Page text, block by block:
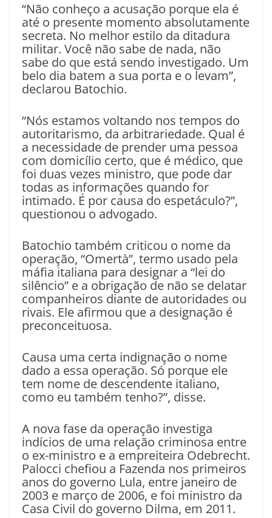
“Não conheço a acusação porque ela é
até o presente momento absolutamente
secreta. No melhor estilo da ditadura
militar. Você não sabe de nada, não
sabe do que está sendo investigado. Um
belo dia batem a sua porta e o levam”,
declarou Batochio.
“Nós estamos voltando nos tempos do
autoritarismo, da arbitrariedade. Qual é
a necessidade de prender uma pessoa
com domicílio certo, que é médico, que
foi duas vezes ministro, que pode dar
todas as informações quando for
intimado. É por causa do espetáculo?”,
questionou o advogado.
Batochio também criticou o nome da
operação, “Omertà”, termo usado pela
máfia italiana para designar a “lei do
silêncio” e a obrigação de não se delatar
companheiros diante de autoridades ou
rivais. Ele afirmou que a designação é
preconceituosa.
Causa uma certa indignação o nome
dado a essa operação. Só porque ele
tem nome de descendente italiano,
como eu também tenho?”, disse.
A nova fase da operação investiga
indícios de uma relação criminosa entre
o ex-ministro e a empreiteira Odebrecht.
Palocci chefiou a Fazenda nos primeiros
anos do governo Lula, entre janeiro de
2003 e março de 2006, e foi ministro da
Casa Civil do governo Dilma, em 2011.